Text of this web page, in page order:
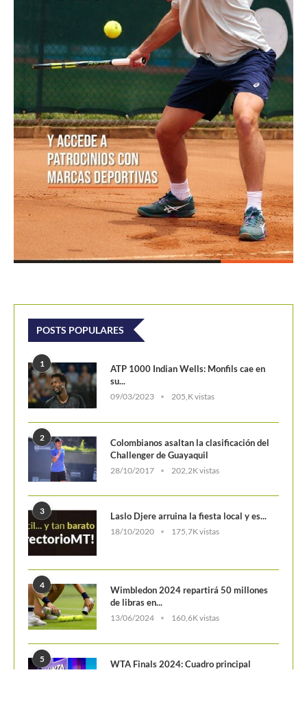
POSTS POPULARES
1
ATP 1000 Indian Wells: Monfils cae en
su...
09/03/2023 205,K vistas
2
Colombianos asaltan la clasificación del
Challenger de Guayaquil
28/10/2017 202,2K vistas
3 Laslo Djere arruina la fiesta local y es...
18/10/2020 175,7K vistas
4
Wimbledon 2024 repartirá 50 millones
de libras en...
13/06/2024 160,6K vistas
5 WTA Finals 2024: Cuadro principal